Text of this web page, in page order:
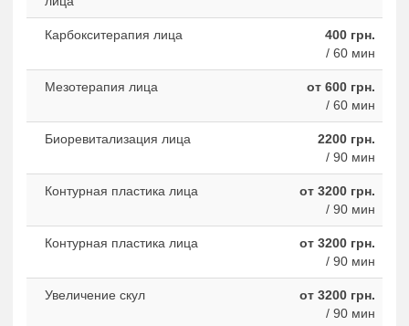
Карбокситерапия лица
400 грн.
/ 60 мин
Мезотерапия лица
от 600 грн.
/ 60 мин
Биоревитализация лица
2200 грн.
/ 90 мин
Контурная пластика лица
от 3200 грн.
/ 90 мин
Контурная пластика лица
от 3200 грн.
/ 90 мин
Увеличение скул
от 3200 грн.
/ 90 мин